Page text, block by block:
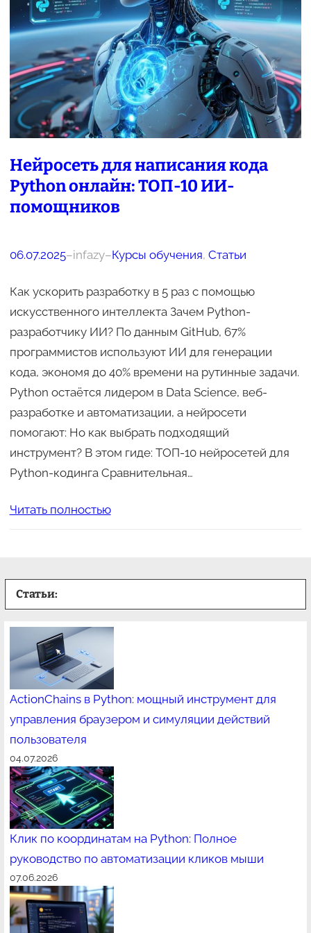
Нейросеть для написания кода
Python онлайн: ТОП-10 ИИ-
помощников
06.07.2025–infazy–Курсы обучения, Статьи
Как ускорить разработку в 5 раз с помощью
искусственного интеллекта Зачем Python-
разработчику ИИ? По данным GitHub, 67%
программистов используют ИИ для генерации
кода, экономя до 40% времени на рутинные задачи.
Python остаётся лидером в Data Science, веб-
разработке и автоматизации, а нейросети
помогают: Но как выбрать подходящий
инструмент? В этом гиде: ТОП-10 нейросетей для
Python-кодинга Сравнительная…
Читать полностью
Статьи:
ActionChains в Python: мощный инструмент для
управления браузером и симуляции действий
пользователя
04.07.2026
Клик по координатам на Python: Полное
руководство по автоматизации кликов мыши
07.06.2026